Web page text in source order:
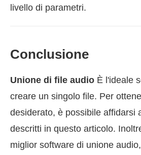
livello di parametri.
Conclusione
Unione di file audio È l'ideale
creare un singolo file. Per
desiderato, è possibile affidarsi
descritti in questo articolo.
miglior software di unione